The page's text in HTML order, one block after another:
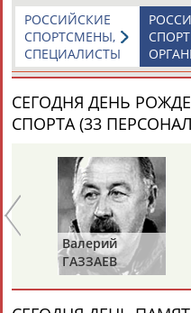
РОССИЙСКИЕ
СПОРТСМЕНЫ,
СПЕЦИАЛИСТЫ
СЕГОДНЯ ДЕНЬ
СПОРТА (33
Валерий
ГАЗЗАЕВ